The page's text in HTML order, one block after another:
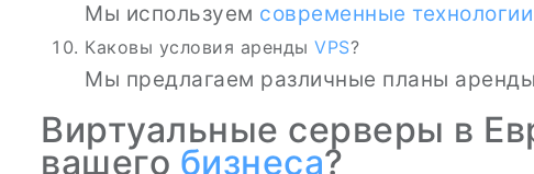
Мы используем современные технологии
Каковы условия аренды VPS?
Мы предлагаем различные планы
Виртуальные серверы в
вашего бизнеса?